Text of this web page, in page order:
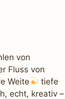
von
Fluss von
Weite
tiefe
echt, kreativ –